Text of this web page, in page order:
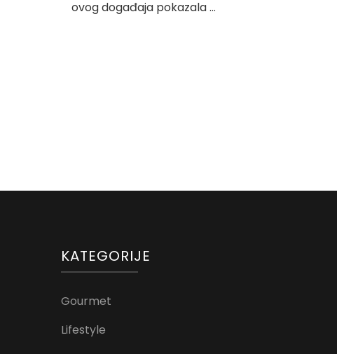
ovog događaja pokazala …
KATEGORIJE
Gourmet
Lifestyle